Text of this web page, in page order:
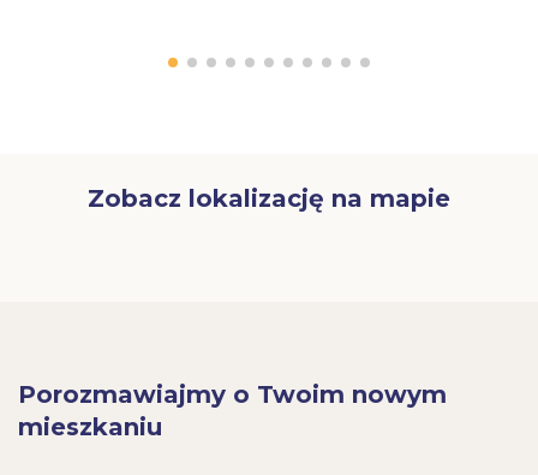
Zobacz lokalizację na mapie
Porozmawiajmy o Twoim nowym
mieszkaniu